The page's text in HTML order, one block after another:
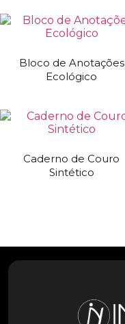
Bloco de Anotações
Ecológico
Caderno de Couro
Sintético